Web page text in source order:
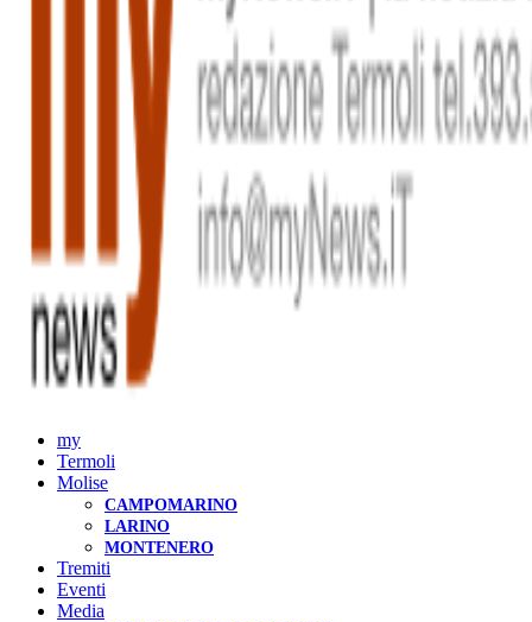
my
Termoli
Molise
CAMPOMARINO
LARINO
MONTENERO
Tremiti
Eventi
Media